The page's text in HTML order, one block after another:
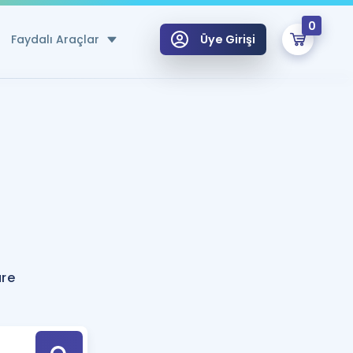
Faydalı Araçlar
Hesaplama Aracı
için Öneriler
Tek Takvimde
Üye Girişi
0